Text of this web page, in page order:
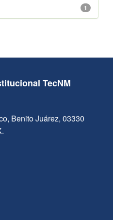
1
TecNM
Benito Juárez, 03330